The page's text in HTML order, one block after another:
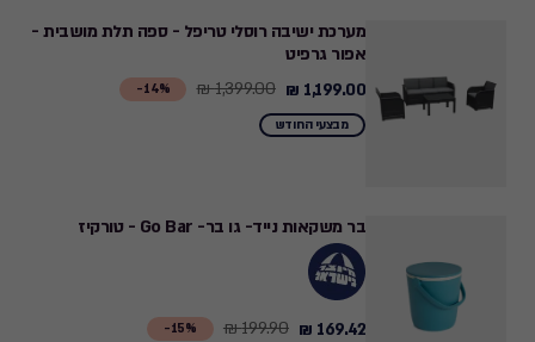
₪
מערכת ישיבה רוסלי טריפל - ספה תלת מושבית -
אפור גרפיט
14%-
Price
from
1,199.00
₪
1,199.00 ₪
1,399.00 ₪
מבצעי החודש
בר משקאות נייד- גו בר- Go Bar - טורקיז
15%-
Price
169.42 ₪
199.90 ₪